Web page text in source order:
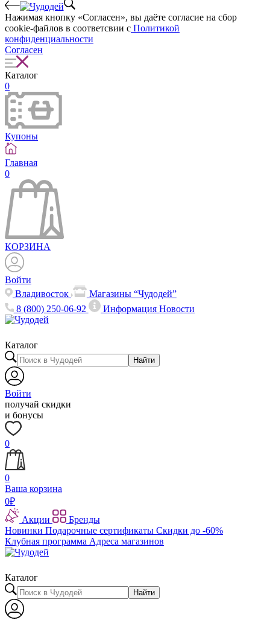
Нажимая кнопку «Согласен», вы даёте cогласие на сбор
cookie-файлов в соответсвии с Политикой
конфиденциальности
Согласен
Каталог
0
Купоны
Главная
0
КОРЗИНА
Войти
Владивосток
Магазины “Чудодей”
8 (800) 250-06-92
ИнформацияНовости
Каталог
Найти
Войти
получай скидки
и бонусы
0
0
Ваша корзина
0₽
Акции
Бренды
Новинки Подарочные сертификаты Скидки до -60%
Клубная программа Адреса магазинов
Каталог
Найти